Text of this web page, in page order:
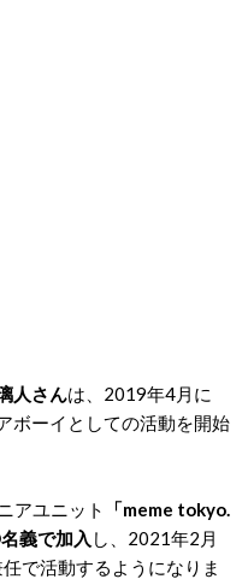
人さんは、2019年4月に
ボーイとしての活動を開始
アユニット
「meme tokyo.
義で加入 し、2021年2月
で活動するようになりま